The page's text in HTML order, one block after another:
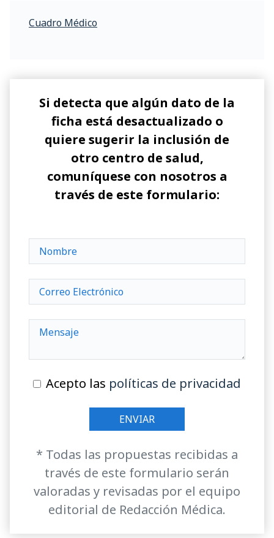
Cuadro Médico
Si detecta que algún dato de la
ficha está desactualizado o
quiere sugerir la inclusión de
otro centro de salud,
comuníquese con nosotros a
través de este formulario:
Acepto las políticas de privacidad
* Todas las propuestas recibidas a
través de este formulario serán
valoradas y revisadas por el equipo
editorial de Redacción Médica.